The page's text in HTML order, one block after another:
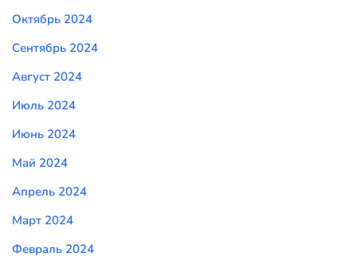
Октябрь 2024
Сентябрь 2024
Август 2024
Июль 2024
Июнь 2024
Май 2024
Апрель 2024
Март 2024
Февраль 2024